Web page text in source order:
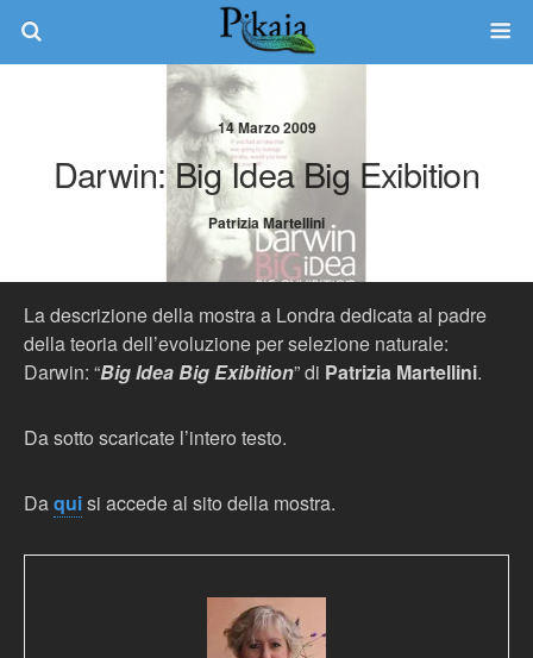
14 Marzo 2009
Darwin: Big Idea Big Exibition
Patrizia Martellini
La descrizione della mostra a Londra dedicata al padre
della teoria dell’evoluzione per selezione naturale:
Darwin: “Big Idea Big Exibition” di Patrizia Martellini.
Da sotto scaricate l’intero testo.
Daquisi accede al sito della mostra.